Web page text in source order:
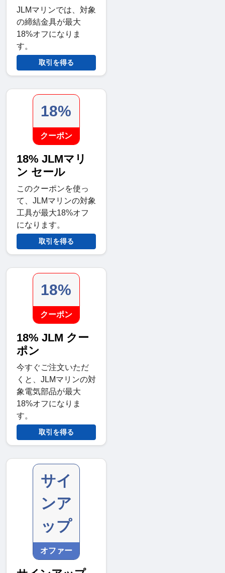
JLMマリンでは、対象
の締結金具が最大
18%オフになりま
す。
取引を得る
18%
クーポン
18% JLMマリ
ン セール
このクーポンを使っ
て、JLMマリンの対象
工具が最大18%オフ
になります。
取引を得る
18%
クーポン
18% JLM クー
ポン
今すぐご注文いただ
くと、JLMマリンの対
象電気部品が最大
18%オフになりま
す。
取引を得る
サイ
ンア
ップ
オファー